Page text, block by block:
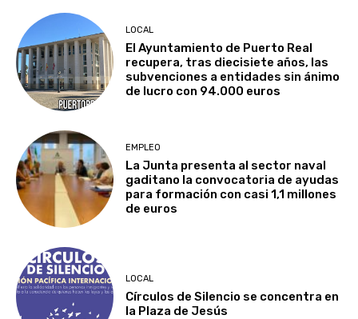
LOCAL
El Ayuntamiento de Puerto Real
recupera, tras diecisiete años, las
subvenciones a entidades sin ánimo
de lucro con 94.000 euros
EMPLEO
La Junta presenta al sector naval
gaditano la convocatoria de ayudas
para formación con casi 1,1 millones
de euros
LOCAL
Círculos de Silencio se concentra en
la Plaza de Jesús